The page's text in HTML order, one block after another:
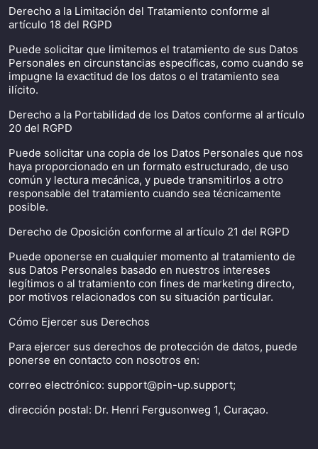
Derecho a la Limitación del Tratamiento conforme al
artículo 18 del RGPD
Puede solicitar que limitemos el tratamiento de sus Datos
Personales en circunstancias específicas, como cuando se
impugne la exactitud de los datos o el tratamiento sea
ilícito.
Derecho a la Portabilidad de los Datos conforme al artículo
20 del RGPD
Puede solicitar una copia de los Datos Personales que nos
haya proporcionado en un formato estructurado, de uso
común y lectura mecánica, y puede transmitirlos a otro
responsable del tratamiento cuando sea técnicamente
posible.
Derecho de Oposición conforme al artículo 21 del RGPD
Puede oponerse en cualquier momento al tratamiento de
sus Datos Personales basado en nuestros intereses
legítimos o al tratamiento con fines de marketing directo,
por motivos relacionados con su situación particular.
Cómo Ejercer sus Derechos
Para ejercer sus derechos de protección de datos, puede
ponerse en contacto con nosotros en:
correo electrónico: support@pin-up.support;
dirección postal: Dr. Henri Fergusonweg 1, Curaçao.